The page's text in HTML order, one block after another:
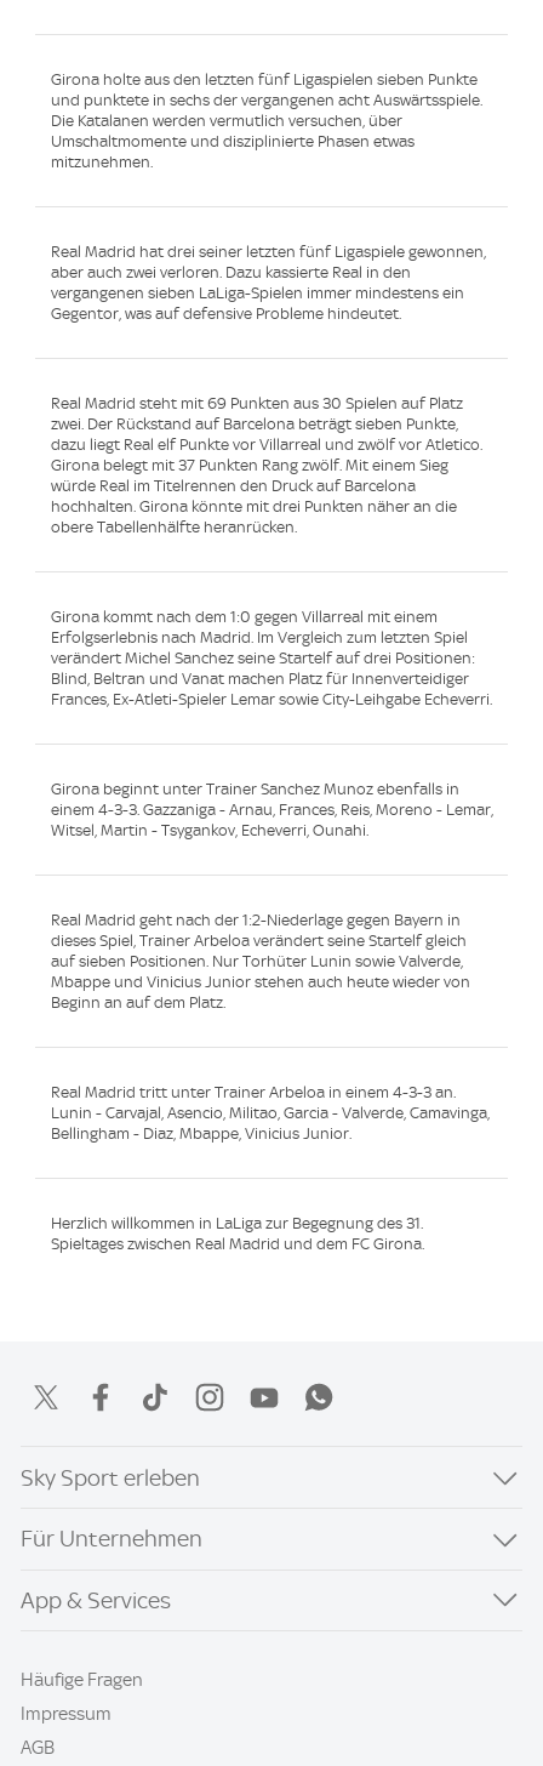
Girona holte aus den letzten fünf Ligaspielen sieben Punkte
und punktete in sechs der vergangenen acht Auswärtsspiele.
Die Katalanen werden vermutlich versuchen, über
Umschaltmomente und disziplinierte Phasen etwas
mitzunehmen.
Real Madrid hat drei seiner letzten fünf Ligaspiele gewonnen,
aber auch zwei verloren. Dazu kassierte Real in den
vergangenen sieben LaLiga-Spielen immer mindestens ein
Gegentor, was auf defensive Probleme hindeutet.
Real Madrid steht mit 69 Punkten aus 30 Spielen auf Platz
zwei. Der Rückstand auf Barcelona beträgt sieben Punkte,
dazu liegt Real elf Punkte vor Villarreal und zwölf vor Atletico.
Girona belegt mit 37 Punkten Rang zwölf. Mit einem Sieg
würde Real im Titelrennen den Druck auf Barcelona
hochhalten. Girona könnte mit drei Punkten näher an die
obere Tabellenhälfte heranrücken.
Girona kommt nach dem 1:0 gegen Villarreal mit einem
Erfolgserlebnis nach Madrid. Im Vergleich zum letzten Spiel
verändert Michel Sanchez seine Startelf auf drei Positionen:
Blind, Beltran und Vanat machen Platz für Innenverteidiger
Frances, Ex-Atleti-Spieler Lemar sowie City-Leihgabe Echeverri.
Girona beginnt unter Trainer Sanchez Munoz ebenfalls in
einem 4-3-3. Gazzaniga - Arnau, Frances, Reis, Moreno - Lemar,
Witsel, Martin - Tsygankov, Echeverri, Ounahi.
Real Madrid geht nach der 1:2-Niederlage gegen Bayern in
dieses Spiel, Trainer Arbeloa verändert seine Startelf gleich
auf sieben Positionen. Nur Torhüter Lunin sowie Valverde,
Mbappe und Vinicius Junior stehen auch heute wieder von
Beginn an auf dem Platz.
Real Madrid tritt unter Trainer Arbeloa in einem 4-3-3 an.
Lunin - Carvajal, Asencio, Militao, Garcia - Valverde, Camavinga,
Bellingham - Diaz, Mbappe, Vinicius Junior.
Herzlich willkommen in LaLiga zur Begegnung des 31.
Spieltages zwischen Real Madrid und dem FC Girona.
Sky Sport erleben
Für Unternehmen
App & Services
Häufige Fragen
Impressum
AGB